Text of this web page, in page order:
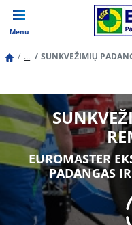
Menu
... SUNKVEŽIMIŲ
EUROMASTER
PADANGAS